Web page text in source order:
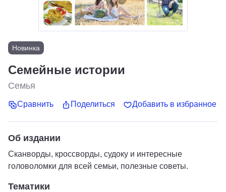
Новинка
Семейные истории
Семья
Сравнить Поделиться Добавить в избранное
Об издании
Сканворды, кроссворды, судоку и интересные
головоломки для всей семьи, полезные советы.
Тематики